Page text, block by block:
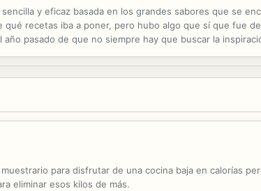
y eficaz basada en los grandes sabores que se
recetas iba a poner, pero hubo algo que sí que fue
pasado de que no siempre hay que buscar la
para disfrutar de una cocina baja en calorías
eliminar esos kilos de más.